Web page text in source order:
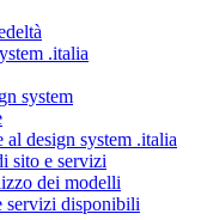
.italia
system
design system .italia
sito e servizi
dei modelli
servizi disponibili